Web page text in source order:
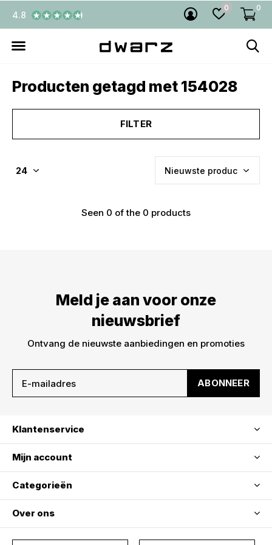
meteen €5,- korting op je bestelling. We sturen je
alleen leuke dingen -> nieuwe drops, acties en
inspiratie. De kortingscode is niet geldig op sale!
0 0
4.8
Producten getagd met 154028
FILTER
Seen 0 of the 0 products
Meld je aan voor onze
nieuwsbrief
Ontvang de nieuwste aanbiedingen en promoties
ABONNEER
Klantenservice
Mijn account
Categorieën
Over ons